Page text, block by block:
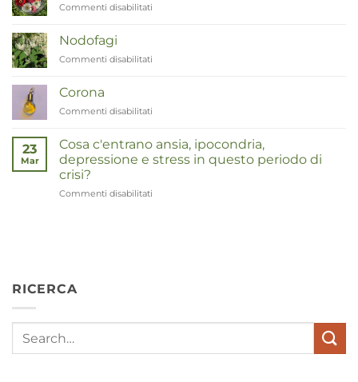
Commenti disabilitati
Nodofagi
Commenti disabilitati
Corona
Commenti disabilitati
23
Mar
Cosa c'entrano ansia, ipocondria,
depressione e stress in questo periodo di
crisi?
Commenti disabilitati
in
RICERCA